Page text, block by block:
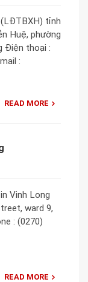
tỉnh
Huệ, phường
Điện thoại :
:
READ MORE
Vinh Long
ward 9,
: (0270)
READ MORE